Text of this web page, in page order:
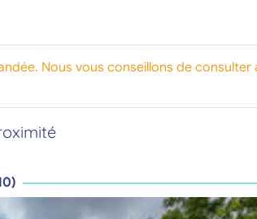
Nous vous conseillons de consulter